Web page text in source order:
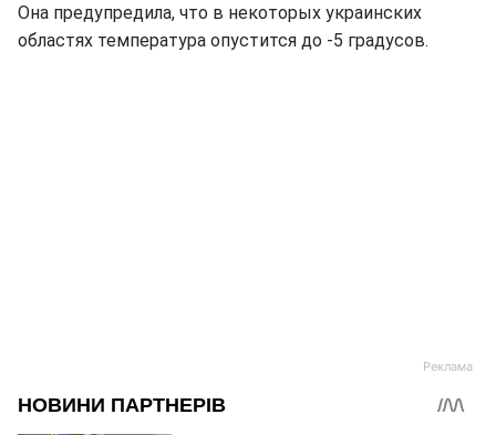
Она предупредила, что в некоторых украинских
областях температура опустится до -5 градусов.